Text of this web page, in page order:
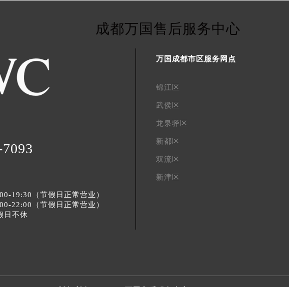
成都万国售后服务中心
19:30（节假日正常营业）
22:00（节假日正常营业）
日不休
万国成都市区服务网点
锦江区
武侯区
龙泉驿区
新都区
双流区
新津区